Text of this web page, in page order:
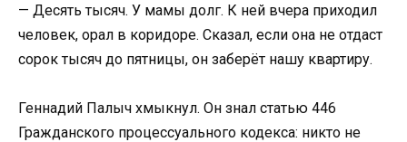
— Десять тысяч. У мамы долг. К ней вчера приходил
человек, орал в коридоре. Сказал, если она не отдаст
сорок тысяч до пятницы, он заберёт нашу квартиру.
Геннадий Палыч хмыкнул. Он знал статью 446
Гражданского процессуального кодекса: никто не